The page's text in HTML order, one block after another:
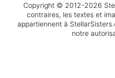
Copyright © 2012-2026
contraires, les textes et
appartiennent à
notre